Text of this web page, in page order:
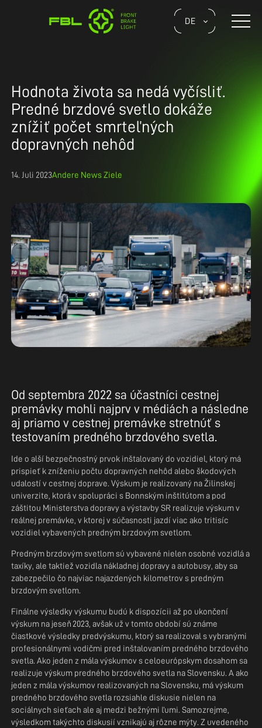
DE
Hodnota života sa nedá vyčísliť.
Predné brzdové svetlo dokáže
znížiť počet smrteľných
dopravných nehôd
14. Juli 2023Andere News Ziele
Od septembra 2022 sa účastníci cestnej
premávky mohli najprv v médiách a následne
aj priamo v cestnej premávke stretnúť s
testovaním predného brzdového svetla.
Ide o ďalší bezpečnostný prvok inštalovaný do vozidiel, ktorý má
prispieť k zníženiu počtu dopravných nehôd alebo škodových
udalostí v cestnej doprave. Výskum je realizovaný na Žilinskej
univerzite, ktorá v spolupráci s Bonnským inštitútom a pod
záštitou Ministerstva dopravy a výstavby SR realizuje výskum v
reálnej premávke, v ktorej v súčasnosti jazdí viac ako tritisíc
vozidiel vybavených predným brzdovým svetlom.
Predným brzdovým svetlom sú vybavené nielen osobné vozidlá a
taxíky, ale taktiež vozidla nákladnej dopravy a autobusy, aby sa
zabezpečilo čo najviac najazdených kilometrov s predným
brzdovým svetlom.
Finálne výsledky výskumu budú k dispozícii až po ukončení
výskum na jeseň 2023, avšak už v tomto období sú známe
čiastkové výsledky predvýskumu, ktorý sa realizoval s vybranými
profesionálnymi vodičmi pred inštalovaním predného brzdového
svetla. Ako jeden z mála výskumov s celoeurópskym dosahom sa
realizuje výskum predného brzdového svetla na Slovensku. A ako
jeden z mála výskumov realizovaných na Slovensku, má výskum
predného brzdového svetla rozsiahle diskusie nielen na
sociálnych sieťach ale aj medzi bežnými ľuďmi. Samozrejme,
výsledkom takýchto diskusií vznikajú aj rôzne mýty. Z uvedeného